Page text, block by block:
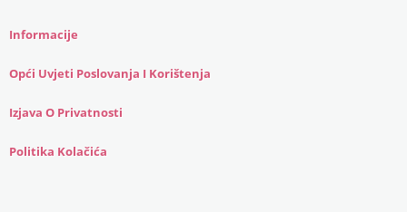
Informacije
Opći Uvjeti Poslovanja I Korištenja
Izjava O Privatnosti
Politika Kolačića